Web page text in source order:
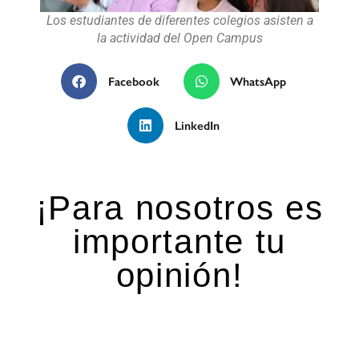
Los estudiantes de diferentes colegios asisten a
la actividad del Open Campus
Facebook WhatsApp
LinkedIn
¡Para nosotros es
importante tu
opinión!